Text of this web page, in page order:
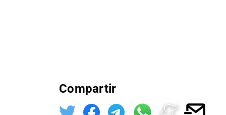
Compartir